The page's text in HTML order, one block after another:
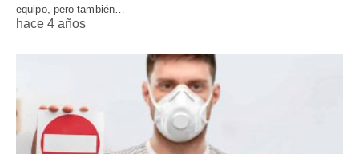
equipo, pero también…
hace 4 años